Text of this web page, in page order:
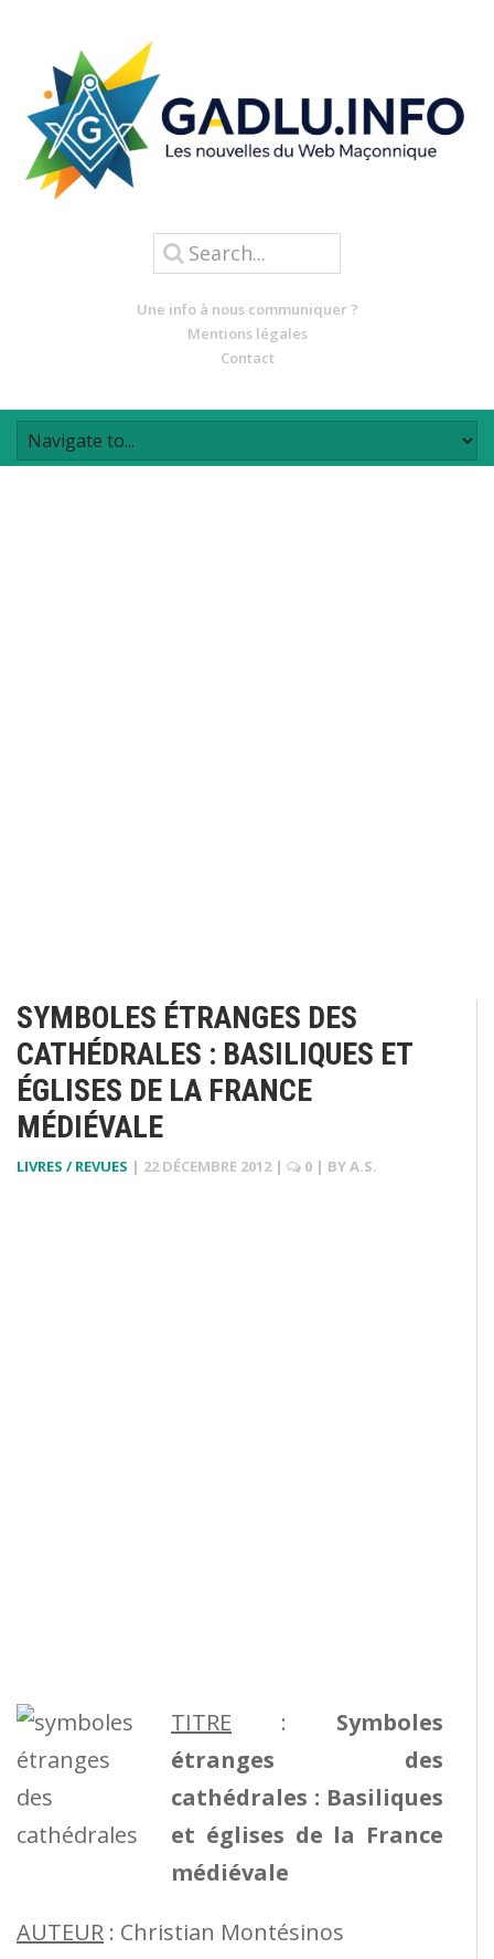
Une info à nous communiquer ?
Mentions légales
Contact
SYMBOLES ÉTRANGES DES
CATHÉDRALES : BASILIQUES ET
ÉGLISES DE LA FRANCE
MÉDIÉVALE
LIVRES / REVUES | 22 DÉCEMBRE 2012 | 0 | BYA.S.
TITRE : Symboles
étranges des
cathédrales : Basiliques
et églises de la France
médiévale
AUTEUR : Christian Montésinos